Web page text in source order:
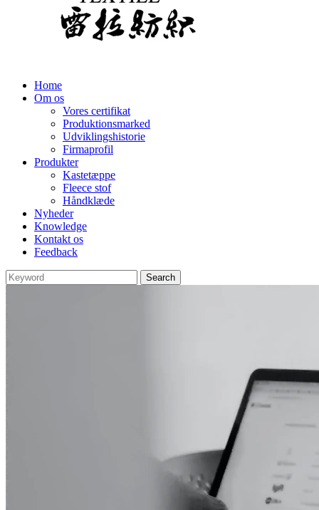
Home
Om os
Vores certifikat
Produktionsmarked
Udviklingshistorie
Firmaprofil
Produkter
Kastetæppe
Fleece stof
Håndklæde
Nyheder
Knowledge
Kontakt os
Feedback